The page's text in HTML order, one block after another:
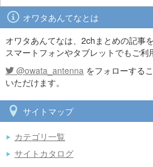
オワタあんてなとは
オワタあんてなは、2chまとめの記事
スマートフォンやタブレットでもご利
@owata_antenna をフォローする
いただけます。
サイトマップ
カテゴリ一覧
サイトカタログ